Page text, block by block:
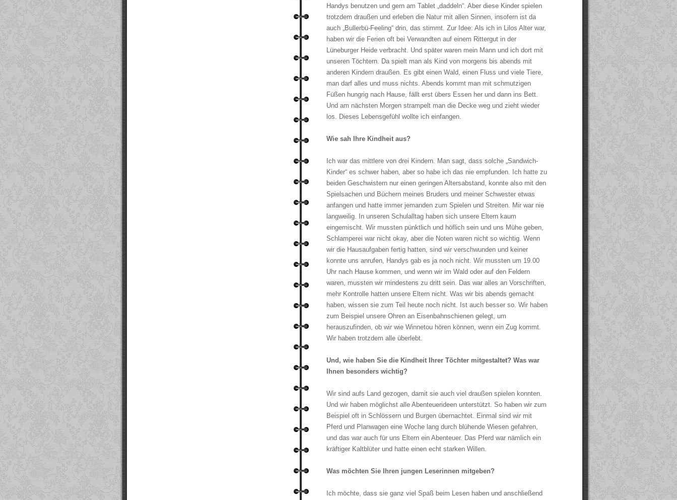
Handys benutzen und gern am Tablet „daddeln“. Aber diese Kinder spielen
trotzdem draußen und erleben die Natur mit allen Sinnen, insofern ist da
auch „Bullerbü-Feeling“ drin, das stimmt. Zur Idee: Als ich in Lilos Alter war,
haben wir die Ferien oft bei Verwandten auf einem Rittergut in der
Lüneburger Heide verbracht. Und später waren mein Mann und ich dort mit
unseren Töchtern. Da spielt man als Kind von morgens bis abends mit
anderen Kindern draußen. Es gibt einen Wald, einen Fluss und viele Tiere,
man darf alles und muss nichts. Abends kommt man mit schmutzigen
Füßen hungrig nach Hause, fällt erst übers Essen her und dann ins Bett.
Und am nächsten Morgen strampelt man die Decke weg und zieht wieder
los. Dieses Lebensgefühl wollte ich einfangen.
Wie sah Ihre Kindheit aus?
Ich war das mittlere von drei Kindern. Man sagt, dass solche „Sandwich-
Kinder“ es schwer haben, aber so habe ich das nie empfunden. Ich hatte zu
beiden Geschwistern nur einen geringen Altersabstand, konnte also mit den
Spielsachen und Büchern meines Bruders und meiner Schwester etwas
anfangen und hatte immer jemanden zum Spielen und Streiten. Mir war nie
langweilig. In unseren Schulalltag haben sich unsere Eltern kaum
eingemischt. Wir mussten pünktlich und höflich sein und uns Mühe geben,
Schlamperei war nicht okay, aber die Noten waren nicht so wichtig. Wenn
wir die Hausaufgaben fertig hatten, sind wir verschwunden und keiner
konnte uns anrufen, Handys gab es ja noch nicht. Wir mussten um 19.00
Uhr nach Hause kommen, und wenn wir im Wald oder auf den Feldern
waren, mussten wir mindestens zu dritt sein. Das war alles an Vorschriften,
mehr Kontrolle hatten unsere Eltern nicht. Was wir bis abends gemacht
haben, wissen sie zum Teil heute noch nicht. Ist auch besser so. Wir haben
zum Beispiel unsere Ohren an Eisenbahnschienen gelegt, um
herauszufinden, ob wir wie Winnetou hören können, wenn ein Zug kommt.
Wir haben trotzdem alle überlebt.
Und, wie haben Sie die Kindheit Ihrer Töchter mitgestaltet? Was war
Ihnen besonders wichtig?
Wir sind aufs Land gezogen, damit sie auch viel draußen spielen konnten.
Und wir haben möglichst alle Abenteuerideen unterstützt. So haben wir zum
Beispiel oft in Schlössern und Burgen übernachtet. Einmal sind wir mit
Pferd und Planwagen eine Woche lang durch blühende Wiesen gefahren,
und das war auch für uns Eltern ein Abenteuer. Das Pferd war nämlich ein
kräftiger Kaltblüter und hatte einen echt starken Willen.
Was möchten Sie Ihren jungen Leserinnen mitgeben?
Ich möchte, dass sie ganz viel Spaß beim Lesen haben und anschließend